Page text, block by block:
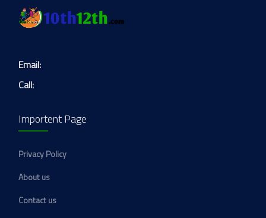
Email:
Call:
Importent Page
Privacy Policy
About us
Contact us